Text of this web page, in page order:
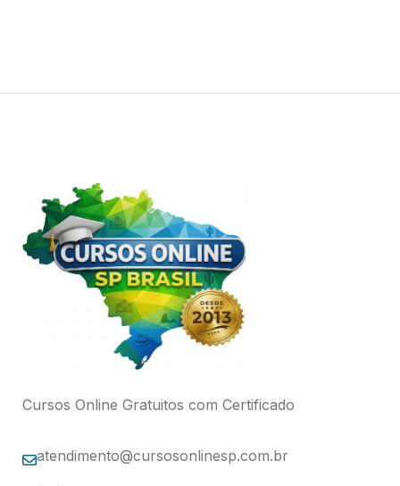
Cursos Online Gratuitos com Certificado
atendimento@cursosonlinesp.com.br